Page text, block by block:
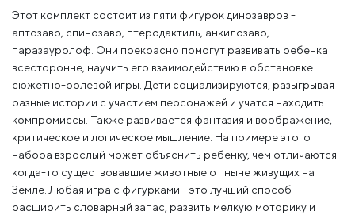
Этот комплект состоит из пяти фигурок динозавров -
аптозавр, спинозавр, птеродактиль, анкилозавр,
паразауролоф. Они прекрасно помогут развивать ребенка
всесторонне, научить его взаимодействию в обстановке
сюжетно-ролевой игры. Дети социализируются, разыгрывая
разные истории с участием персонажей и учатся находить
компромиссы. Также развивается фантазия и воображение,
критическое и логическое мышление. На примере этого
набора взрослый может объяснить ребенку, чем отличаются
когда-то существовавшие животные от ныне живущих на
Земле. Любая игра с фигурками - это лучший способ
расширить словарный запас, развить мелкую моторику и